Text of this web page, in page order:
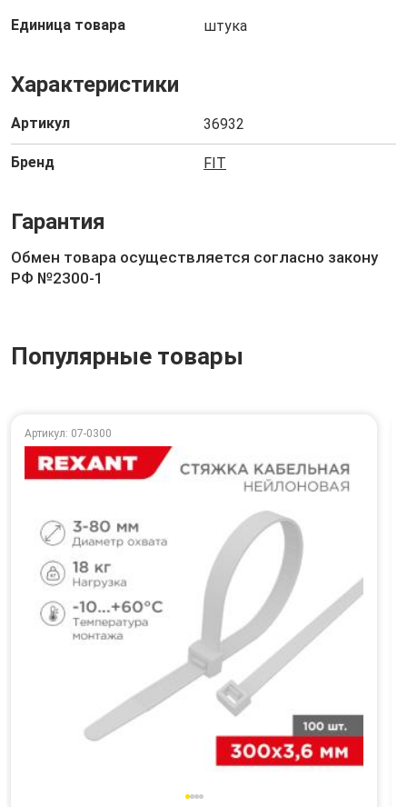
Единица товара штука
Характеристики
Артикул 36932
Бренд FIT
Гарантия
Обмен товара осуществляется согласно закону
РФ №2300-1
Популярные товары
Артикул: 07-0300